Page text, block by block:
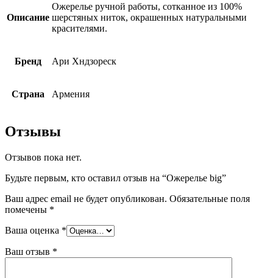
Описание
Ожерелье ручной работы, сотканное из 100%
шерстяных ниток, окрашенных натуральными
красителями.
Бренд Ари Хндзореск
Страна Армения
Отзывы
Отзывов пока нет.
Будьте первым, кто оставил отзыв на “Ожерелье big”
Ваш адрес email не будет опубликован. Обязательные поля
помечены *
Ваша оценка *
Ваш отзыв *